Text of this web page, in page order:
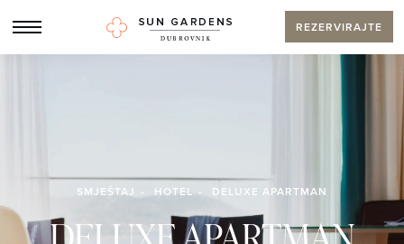
REZERVIRAJTE
SMJEŠTAJ HOTEL DELUXE APARTMAN